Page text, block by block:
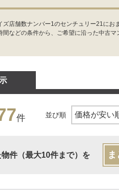
店舗数ナンバー1のセンチュリー21に
などの条件から、ご希望に沿った中古
件 並び順
件（最大10件まで）を